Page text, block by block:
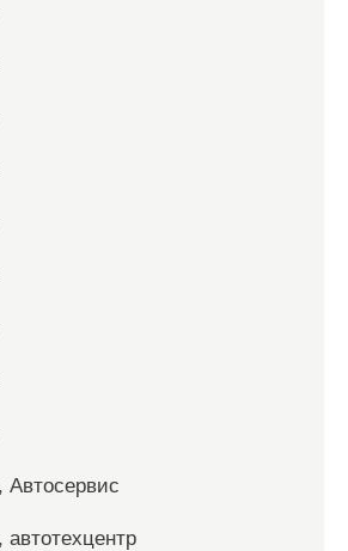
Автосервис
автотехцентр